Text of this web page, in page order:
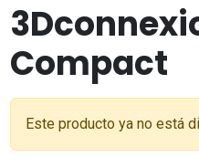
Compact
Este producto ya no está